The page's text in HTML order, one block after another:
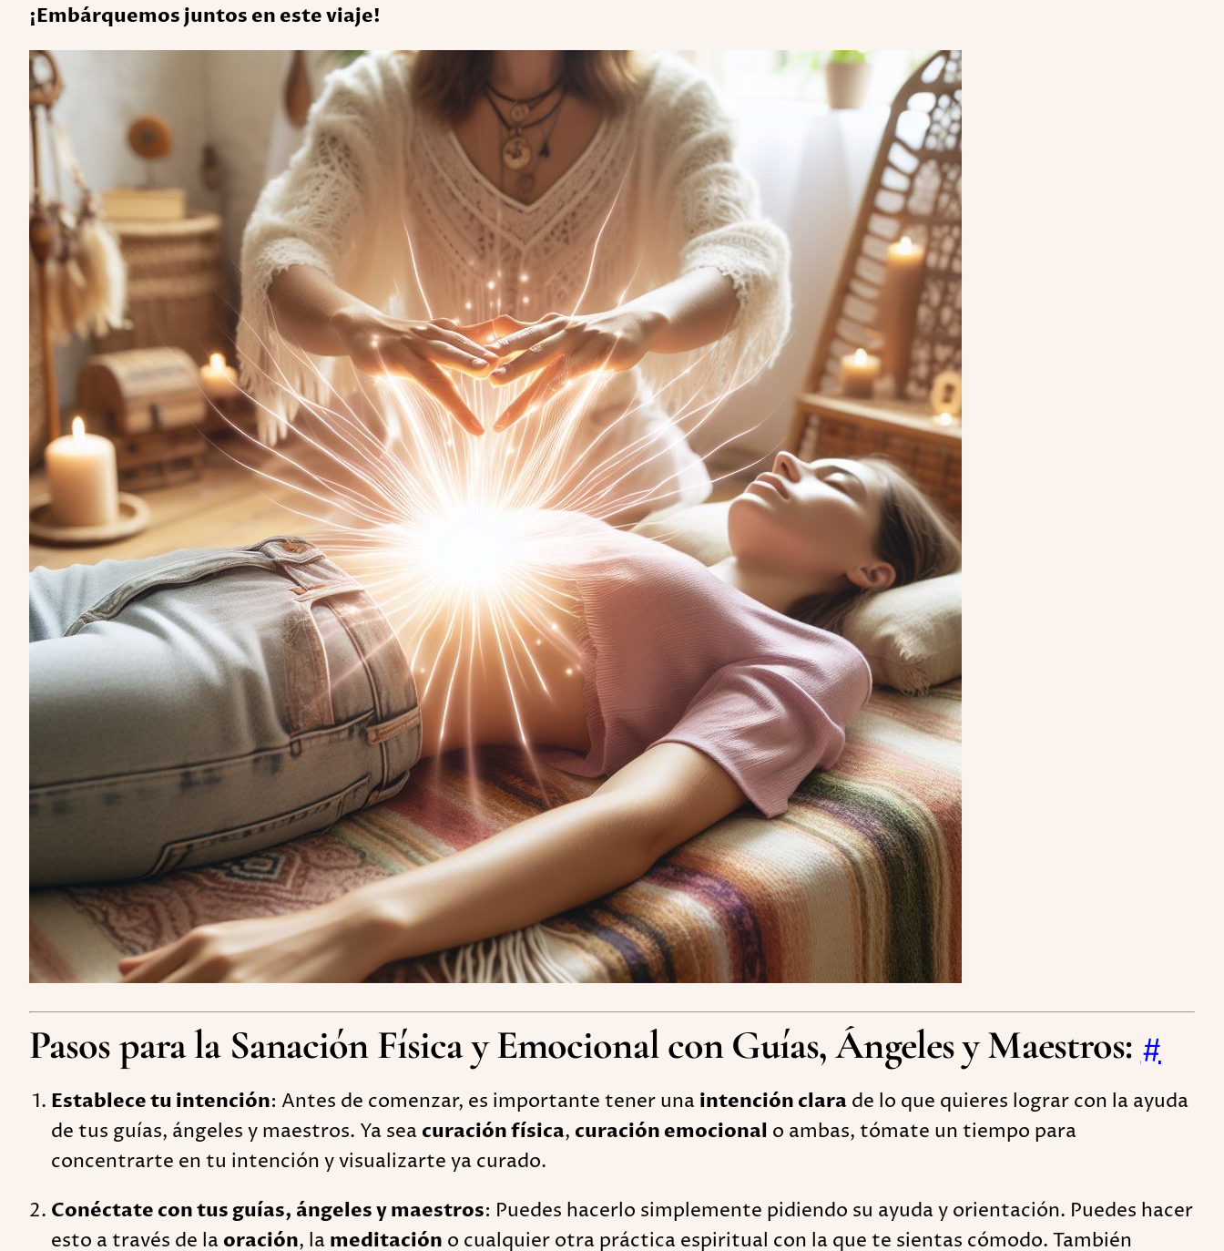
¡Embárquemos juntos en este viaje!
Pasos para la Sanación Física y Emocional con Guías, Ángeles y Maestros: #
Establece tu intención: Antes de comenzar, es importante tener una intención clara de lo que quieres lograr con la ayuda
de tus guías, ángeles y maestros. Ya sea curación física, curación emocional o ambas, tómate un tiempo para
concentrarte en tu intención y visualizarte ya curado.
Conéctate con tus guías, ángeles y maestros: Puedes hacerlo simplemente pidiendo su ayuda y orientación. Puedes hacer
esto a través de la oración, la meditación o cualquier otra práctica espiritual con la que te sientas cómodo. También